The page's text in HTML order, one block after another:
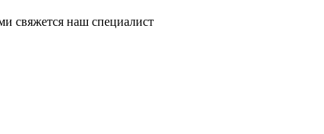
свяжется наш специалист